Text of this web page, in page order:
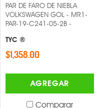
PAR DE FARO DE NIEBLA
VOLKSWAGEN GOL - MR1-
PAR-19-C241-05-2B -
TYC ®
$1,358.00
AGREGAR
Comparar